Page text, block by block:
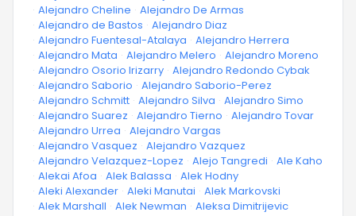
· Alejandro Cheline · Alejandro De Armas
· Alejandro de Bastos · Alejandro Diaz
· Alejandro Fuentesal-Atalaya · Alejandro Herrera
· Alejandro Mata · Alejandro Melero · Alejandro Moreno
· Alejandro Osorio Irizarry · Alejandro Redondo Cybak
· Alejandro Saborio · Alejandro Saborio-Perez
· Alejandro Schmitt · Alejandro Silva · Alejandro Simo
· Alejandro Suarez · Alejandro Tierno · Alejandro Tovar
· Alejandro Urrea · Alejandro Vargas
· Alejandro Vasquez · Alejandro Vazquez
· Alejandro Velazquez-Lopez · Alejo Tangredi · Ale Kaho
· Alekai Afoa · Alek Balassa · Alek Hodny
· Aleki Alexander · Aleki Manutai · Alek Markovski
· Alek Marshall · Alek Newman · Aleksa Dimitrijevic